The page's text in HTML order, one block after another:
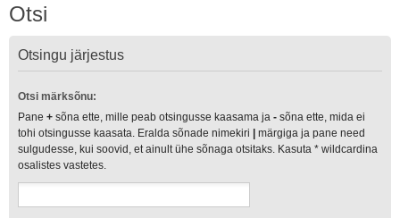
Otsi
Otsingu järjestus
Otsi märksõnu:
Pane + sõna ette, mille peab otsingusse kaasama ja - sõna ette, mida ei
tohi otsingusse kaasata. Eralda sõnade nimekiri
märgiga ja pane need
sulgudesse, kui soovid, et ainult ühe sõnaga otsitaks. Kasuta * wildcardina
osalistes vastetes.